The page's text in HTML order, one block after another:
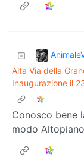
Alta Via della
Inaugurazione il
Conosco bene
modo